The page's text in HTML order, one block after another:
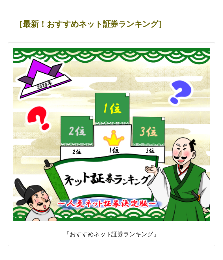
［最新！おすすめネット証券ランキング］
「おすすめネット証券ランキング」